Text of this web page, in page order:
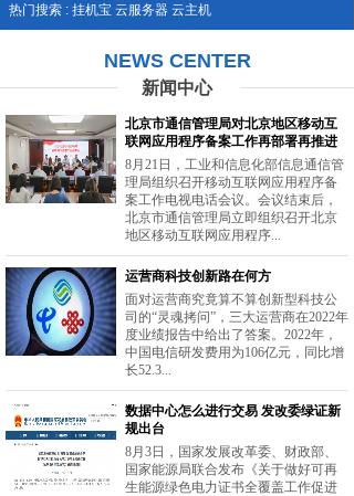
热门搜索 : 挂机宝 云服务器 云主机
NEWS CENTER
新闻中心
北京市通信管理局对北京地区移动互
联网应用程序备案工作再部署再推进
8月21日，工业和信息化部信息通信管
理局组织召开移动互联网应用程序备
案工作电视电话会议。会议结束后，
北京市通信管理局立即组织召开北京
地区移动互联网应用程序...
运营商科技创新路在何方
面对运营商究竟算不算创新型科技公
司的“灵魂拷问”，三大运营商在2022年
度业绩报告中给出了答案。2022年，
中国电信研发费用为106亿元，同比增
长52.3...
数据中心怎么进行交易 发改委绿证新
规出台
8月3日，国家发展改革委、财政部、
国家能源局联合发布《关于做好可再
生能源绿色电力证书全覆盖工作促进